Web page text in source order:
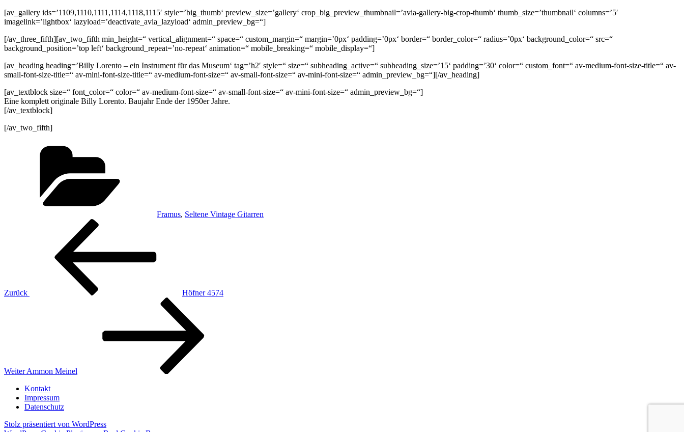
[av_gallery ids=’1109,1110,1111,1114,1118,1115′ style=’big_thumb‘ preview_size=’gallery‘ crop_big_preview_thumbnail=’avia-gallery-big-crop-thumb‘ thumb_size=’thumbnail‘ columns=’5′
imagelink=’lightbox‘ lazyload=’deactivate_avia_lazyload‘ admin_preview_bg=“]
[/av_three_fifth][av_two_fifth min_height=“ vertical_alignment=“ space=“ custom_margin=“ margin=’0px‘ padding=’0px‘ border=“ border_color=“ radius=’0px‘ background_color=“ src=“
background_position=’top left‘ background_repeat=’no-repeat‘ animation=“ mobile_breaking=“ mobile_display=“]
[av_heading heading=’Billy Lorento – ein Instrument für das Museum‘ tag=’h2′ style=“ size=“ subheading_active=“ subheading_size=’15‘ padding=’30‘ color=“ custom_font=“ av-medium-font-size-title=“ av-
small-font-size-title=“ av-mini-font-size-title=“ av-medium-font-size=“ av-small-font-size=“ av-mini-font-size=“ admin_preview_bg=“][/av_heading]
[av_textblock size=“ font_color=“ color=“ av-medium-font-size=“ av-small-font-size=“ av-mini-font-size=“ admin_preview_bg=“]
Eine komplett originale Billy Lorento. Baujahr Ende der 1950er Jahre.
[/av_textblock]
[/av_two_fifth]
Framus, Seltene Vintage Gitarren
Beitragsnavigation
Zurück
Höfner 4574
Weiter Ammon Meinel
Kontakt
Impressum
Datenschutz
Stolz präsentiert von WordPress